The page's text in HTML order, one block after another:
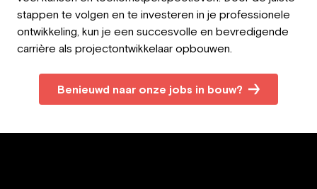
stappen te volgen en te investeren in je professionele
ontwikkeling, kun je een succesvolle en bevredigende
carrière als projectontwikkelaar opbouwen.
Benieuwd naar onze jobs in bouw?